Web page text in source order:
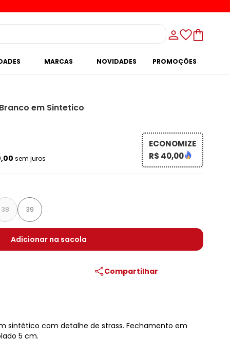
MARCAS NOVIDADES PROMOÇÕES
em Sintetico
sem juros
ECONOMIZE
R$ 40,00
38 39
Adicionar na sacola
Compartilhar
sintético com detalhe de strass. Fechamento em
5 cm.